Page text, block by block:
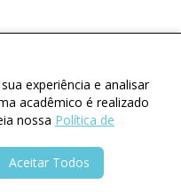
experiência e analisar
acadêmico é realizado
nossa Política de
Aceitar Todos
620 –
Gerais